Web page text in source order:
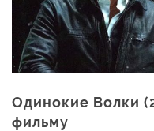
Одинокие Волки
фильму